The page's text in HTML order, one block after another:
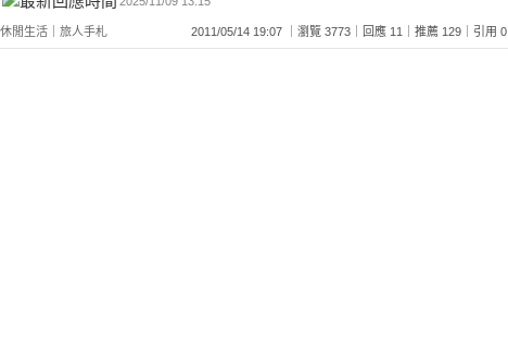
休閒生活 旅人手札 2011/05/14 19:07 ｜瀏覽 3773｜回應 11｜推薦 129｜引用 0